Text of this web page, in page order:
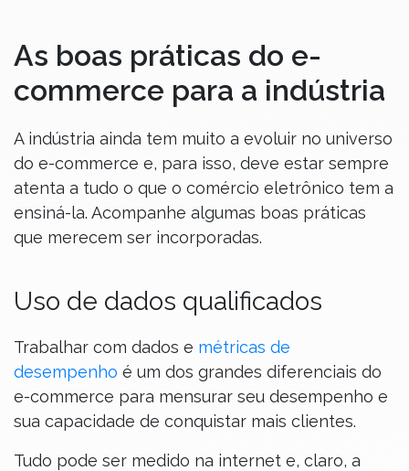
As boas práticas do e-
commerce para a indústria
A indústria ainda tem muito a evoluir no universo
do e-commerce e, para isso, deve estar sempre
atenta a tudo o que o comércio eletrônico tem a
ensiná-la. Acompanhe algumas boas práticas
que merecem ser incorporadas.
Uso de dados qualificados
Trabalhar com dados e métricas de
desempenho é um dos grandes diferenciais do
e-commerce para mensurar seu desempenho e
sua capacidade de conquistar mais clientes.
Tudo pode ser medido na internet e, claro, a